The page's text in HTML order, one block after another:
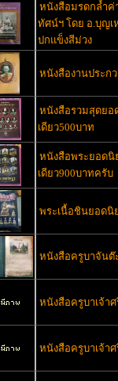
หนังสือมรดกล้ำค่
ทัศน์ฯ โดย อ.บุญเ
ปกแข็งสีม่วง
หนังสืองานประก
หนังสือรวมสุดยอ
เดียว500บาท
หนังสือพระยอดนิ
เดียว900บาทครับ
พระเนื้อชินยอดนิ
หนังสือครูบาจัน
หนังสือครูบาเจ้า
หนังสือครูบาเจ้า